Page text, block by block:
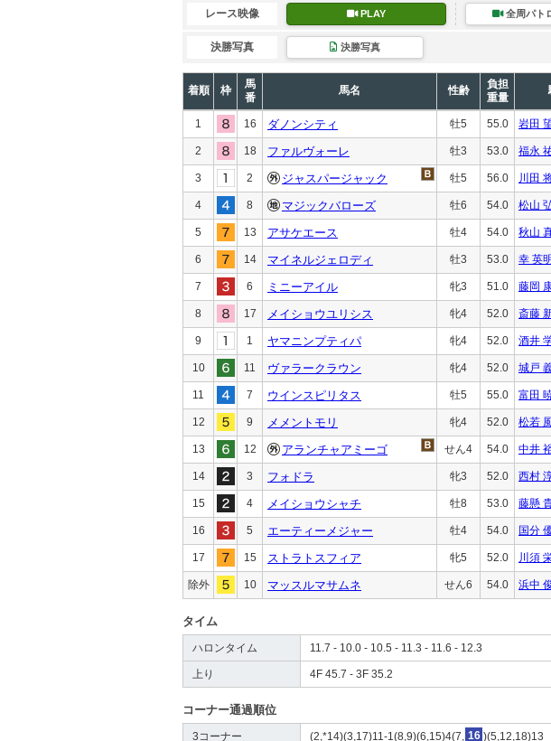
レース映像 PLAY 全周パト
決勝写真 決勝写真
着順 枠
馬
番
馬名 性齢
負担
重量
1 16 ダノンシティ 牡5 55.0 岩田
2 18 ファルヴォーレ 牡3 53.0 福永
3 2 ジャスパージャック 牡5 56.0 川田
4 8 マジックバローズ 牡6 54.0 松山
5 13 アサケエース 牡4 54.0 秋山
6 14 マイネルジェロディ 牡3 53.0 幸 英
7 6 ミニーアイル 牝3 51.0 藤岡
8 17 メイショウユリシス 牝4 52.0 斎藤
9 1 ヤマニンプティパ 牝4 52.0 酒井
10 11 ヴァラークラウン 牝4 52.0 城戸
11 7 ウインスピリタス 牡5 55.0 富田
12 9 メメントモリ 牝4 52.0 松若
13 12 アランチャアミーゴ せん4 54.0 中井
14 3 フォドラ 牝3 52.0 西村
15 4 メイショウシャチ 牡8 53.0 藤懸
16 5 エーティーメジャー 牡4 54.0 国分
17 15 ストラトスフィア 牝5 52.0 川須
除外 10 マッスルマサムネ せん6 54.0 浜中
タイム
ハロンタイム 11.7 - 10.0 - 10.5 - 11.3 - 11.6 - 12.3
上り 4F 45.7 - 3F 35.2
コーナー通過順位
3コーナー (2,*14)(3,17)11-1(8,9)(6,15)4(7, 16 )(5,12,18)13